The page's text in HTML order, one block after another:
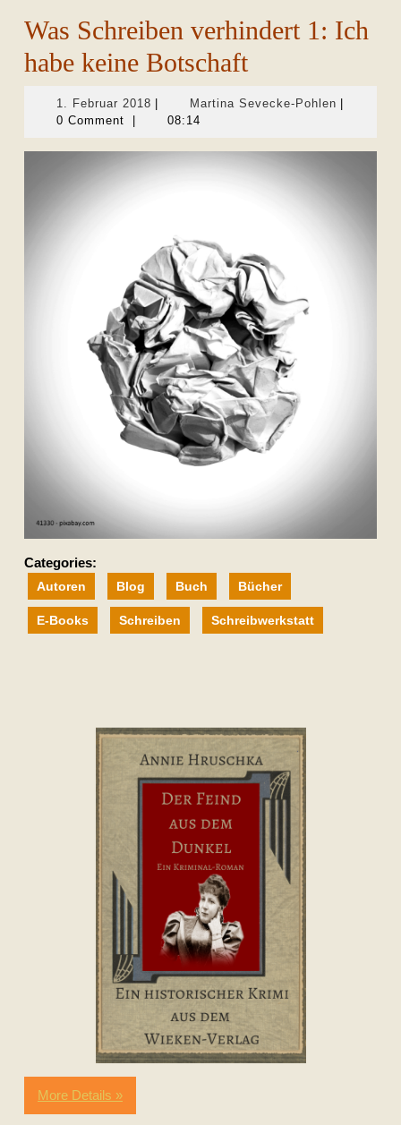
Was Schreiben verhindert 1: Ich
habe keine Botschaft
1. Februar 2018 1.
Februar
Martina Sevecke-PohlenMartina
0 Comment
08:14
Categories:
Autoren Blog Buch Bücher
E-Books Schreiben Schreibwerkstatt
More Details »